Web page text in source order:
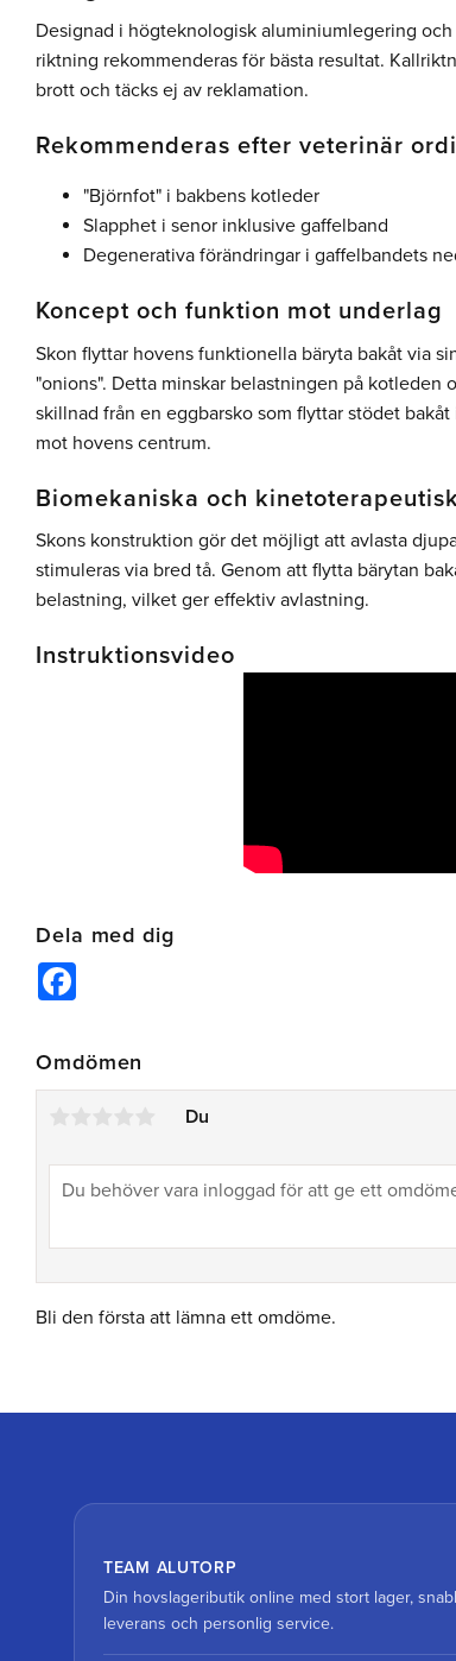
Designad i högteknologisk aluminiumlegering
riktning rekommenderas för bästa resultat.
brott och täcks ej av reklamation.
Rekommenderas efter veterinär
"Björnfot" i bakbens kotleder
Slapphet i senor inklusive gaffelband
Degenerativa förändringar i gaffelbandets
Koncept och funktion mot underlag
Skon flyttar hovens funktionella bäryta bakåt via
"onions". Detta minskar belastningen på kotleden
skillnad från en eggbarsko som flyttar stödet
mot hovens centrum.
Biomekaniska och
Skons konstruktion gör det möjligt att avlasta
stimuleras via bred tå. Genom att flytta bärytan
belastning, vilket ger effektiv avlastning.
Instruktionsvideo
Dela med dig
Omdömen
Du
Bli den första att lämna ett omdöme.
TEAM ALUTORP
Din hovslageributik online med stort lager,
leverans och personlig service.